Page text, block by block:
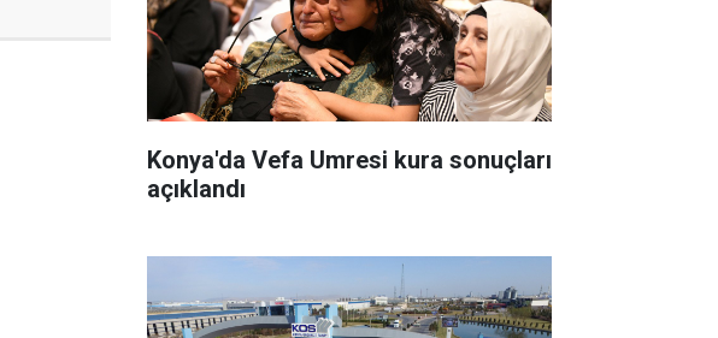
Konya'da Vefa Umresi kura sonuçları
açıklandı